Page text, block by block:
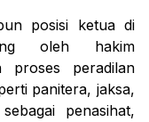
posisi ketua di
oleh hakim
proses peradilan
panitera, jaksa,
penasihat,